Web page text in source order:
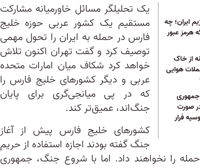
ایران؛ چه
هرمز عبور
از خاک
هوایی
صورت
فرار
یک تحلیلگر مسائل خاورمیانه مشارکت
مستقیم یک کشور عربی حوزه خلیج
فارس در حمله به ایران را تحول مهمی
توصیف کرد و گفت تهران اکنون تلاش
خواهد کرد شکاف میان امارات متحده
عربی و دیگر کشورهای خلیج فارس را
که در پی میانجی‌گری برای پایان
جنگ‌اند، عمیق‌تر کند.
کشورهای خلیج فارس پیش از آغاز
جنگ گفته بودند اجازه استفاده از حریم
حمله را نخواهند داد. اما با شروع جنگ، جمهوری